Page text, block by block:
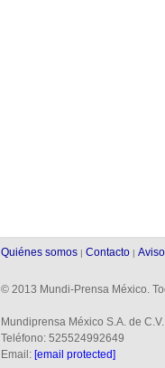
Quiénes somos| Contacto|
© 2013 Mundi-Prensa México.
Mundiprensa México S.A. de C.V.
Teléfono: 525524992649
Email: [email protected]